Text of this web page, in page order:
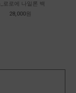
로로에 나일론 백
28,000원